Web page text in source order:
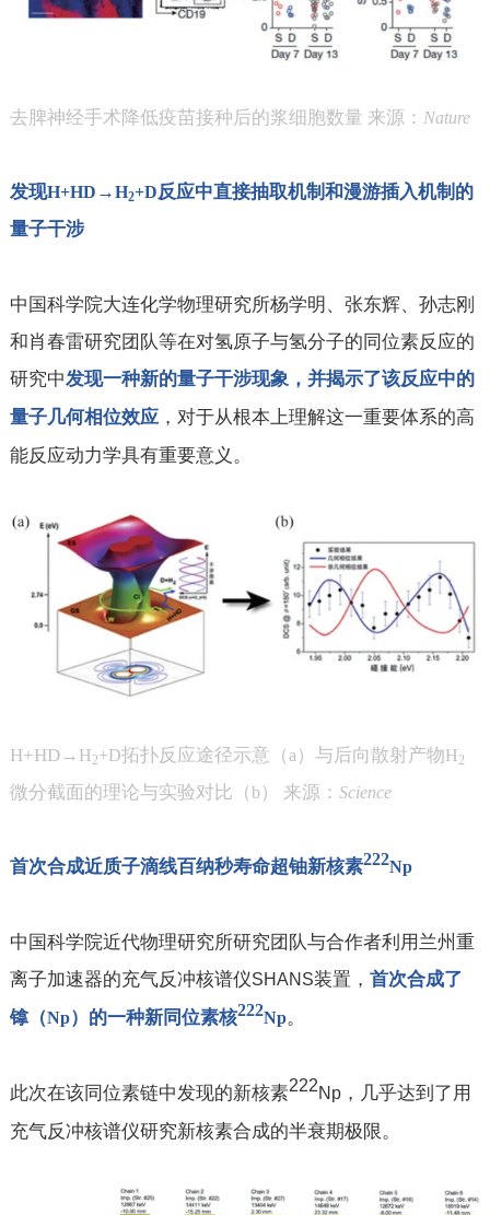
去脾神经手术降低疫苗接种后的浆细胞数量 来源： Nature
发现H+HD →H2+D反应中直接抽取机制和漫游插入机制的
量子干涉
中国科学院大连化学物理研究所杨学明、张东辉、孙志刚
和肖春雷研究团队等在对氢原子与氢分子的同位素反应的
研究中发现一种新的量子干涉现象，并揭示了该反应中的
量子几何相位效应，对于从根本上理解这一重要体系的高
能反应动力学具有重要意义。
H+HD→ H2+D拓扑反应途径示意（a ）与后向散射产物H2
微分截面的理论与实验对比（b ） 来源： Science
首次合成近质子滴线百纳秒寿命超铀新核素222Np
中国科学院近代物理研究所研究团队与合作者利用兰州重
离子加速器的充气反冲核谱仪SHANS装置， 首次合成了
镎（Np）的一种新同位素核222Np。
此次在该同位素链中发现的新核素222Np，几乎达到了用
充气反冲核谱仪研究新核素合成的半衰期极限。